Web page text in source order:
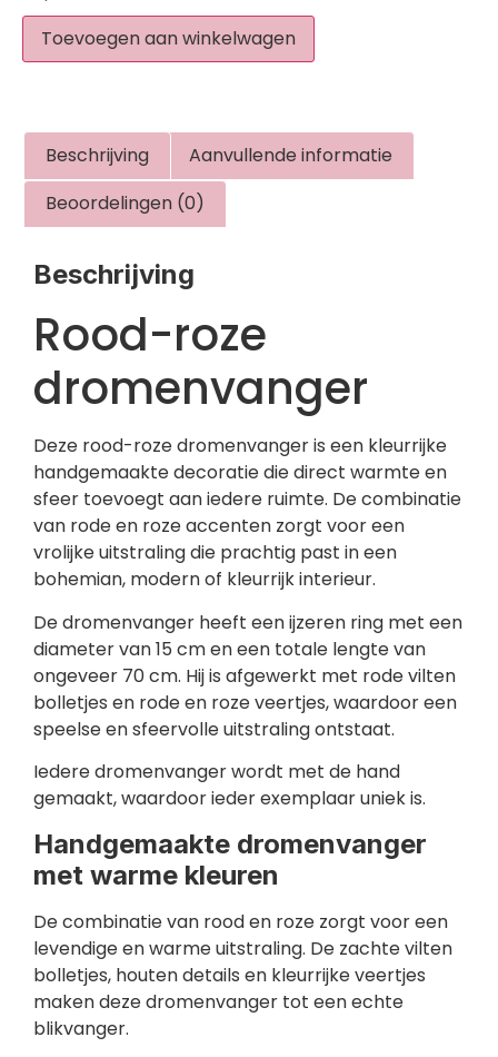
Toevoegen aan winkelwagen
Beschrijving
Aanvullende informatie
Beoordelingen (0)
Beschrijving
Rood-roze
dromenvanger
Deze rood-roze dromenvanger is een kleurrijke
handgemaakte decoratie die direct warmte en
sfeer toevoegt aan iedere ruimte. De combinatie
van rode en roze accenten zorgt voor een
vrolijke uitstraling die prachtig past in een
bohemian, modern of kleurrijk interieur.
De dromenvanger heeft een ijzeren ring met een
diameter van 15 cm en een totale lengte van
ongeveer 70 cm. Hij is afgewerkt met rode vilten
bolletjes en rode en roze veertjes, waardoor een
speelse en sfeervolle uitstraling ontstaat.
Iedere dromenvanger wordt met de hand
gemaakt, waardoor ieder exemplaar uniek is.
Handgemaakte dromenvanger
met warme kleuren
De combinatie van rood en roze zorgt voor een
levendige en warme uitstraling. De zachte vilten
bolletjes, houten details en kleurrijke veertjes
maken deze dromenvanger tot een echte
blikvanger.